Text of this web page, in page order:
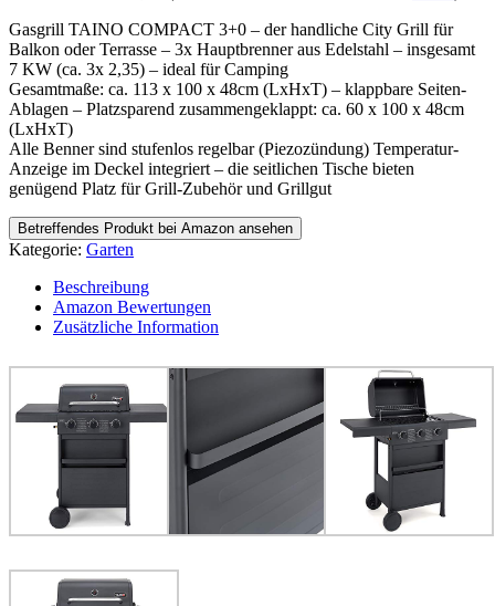
Gasgrill TAINO COMPACT 3+0 – der handliche City Grill für
Balkon oder Terrasse – 3x Hauptbrenner aus Edelstahl – insgesamt
7 KW (ca. 3x 2,35) – ideal für Camping
Gesamtmaße: ca. 113 x 100 x 48cm (LxHxT) – klappbare Seiten-
Ablagen – Platzsparend zusammengeklappt: ca. 60 x 100 x 48cm
(LxHxT)
Alle Benner sind stufenlos regelbar (Piezozündung) Temperatur-
Anzeige im Deckel integriert – die seitlichen Tische bieten
genügend Platz für Grill-Zubehör und Grillgut
Betreffendes Produkt bei Amazon ansehen
Kategorie: Garten
Beschreibung
Amazon Bewertungen
Zusätzliche Information